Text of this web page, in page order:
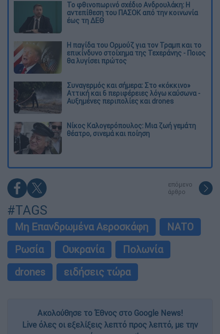
Το φθινοπωρινό σχέδιο Ανδρουλάκη: Η
αντεπίθεση του ΠΑΣΟΚ από την κοινωνία
έως τη ΔΕΘ
Η παγίδα του Ορμούζ για τον Τραμπ και το
επικίνδυνο στοίχημα της Τεχεράνης - Ποιος
θα λυγίσει πρώτος
Συναγερμός και σήμερα: Στο «κόκκινο»
Αττική και 6 περιφέρειες λόγω καύσωνα -
Αυξημένες περιπολίες και drones
Νίκος Καλογερόπουλος: Μια ζωή γεμάτη
θέατρο, σινεμά και ποίηση
επόμενο
άρθρο
#TAGS
Μη Επανδρωμένα Αεροσκάφη
ΝΑΤΟ
Ρωσία
Ουκρανία
Πολωνία
drones
ειδήσεις τώρα
Ακολούθησε το Έθνος στο Google News!
Live όλες οι εξελίξεις λεπτό προς λεπτό, με την